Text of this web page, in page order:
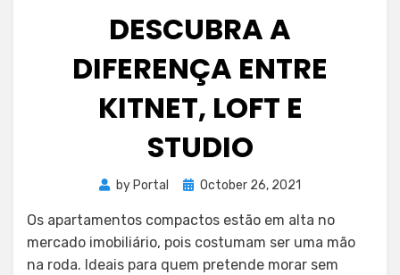
DESCUBRA A
DIFERENÇA ENTRE
KITNET, LOFT E
STUDIO
by Portal
Posted
October 26, 2021
Os apartamentos compactos estão em alta no
mercado imobiliário, pois costumam ser uma mão
na roda. Ideais para quem pretende morar sem